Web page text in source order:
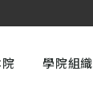
學院組織